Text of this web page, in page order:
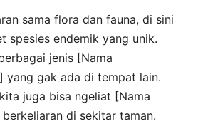
sama flora dan fauna, di sini
spesies endemik yang unik.
jenis [Nama
yang gak ada di tempat lain.
juga bisa ngeliat [Nama
di sekitar taman.